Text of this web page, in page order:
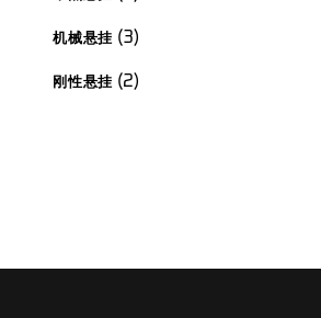
种
品
机械悬挂 33
种
品
刚性悬挂 22
种